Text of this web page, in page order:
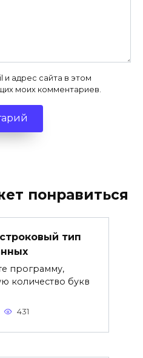
и адрес сайта в этом
моих комментариев.
понравиться
тип
программу,
количество букв
431